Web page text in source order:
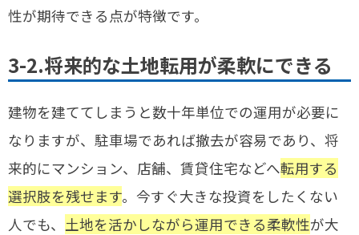
性が期待できる点が特徴です。
3-2.将来的な土地転用が柔軟にできる
建物を建ててしまうと数十年単位での運用が必要に
なりますが、駐車場であれば撤去が容易であり、将
来的にマンション、店舗、賃貸住宅などへ転用する
選択肢を残せます。今すぐ大きな投資をしたくない
人でも、 土地を活かしながら運用できる柔軟性が大